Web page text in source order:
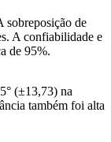
sobreposição de
A confiabilidade e
de 95%.
(±13,73) na
também foi alta